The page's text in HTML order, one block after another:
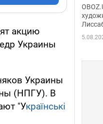
акцию
Украины
Украины
(НПГУ). В
"Українські
сына